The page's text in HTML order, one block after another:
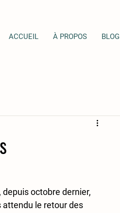
ACCUEIL À PROPOS BLOG
octobre dernier,
attendu le retour des